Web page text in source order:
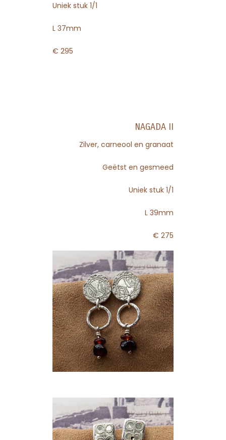
Uniek stuk 1/1
L 37mm
€ 295
NAGADA II
Zilver, carneool en granaat
Geëtst en gesmeed
Uniek stuk 1/1
L 39mm
€ 275